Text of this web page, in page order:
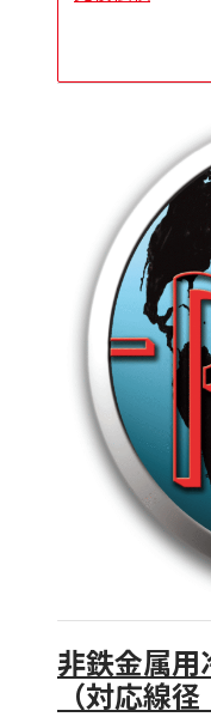
非鉄金属
（対応線